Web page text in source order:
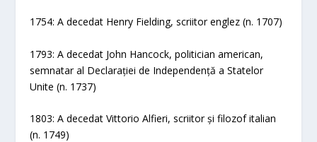
1754: A decedat Henry Fielding, scriitor englez (n. 1707)
1793: A decedat John Hancock, politician american,
semnatar al Declarației de Independență a Statelor
Unite (n. 1737)
1803: A decedat Vittorio Alfieri, scriitor și filozof italian
(n. 1749)